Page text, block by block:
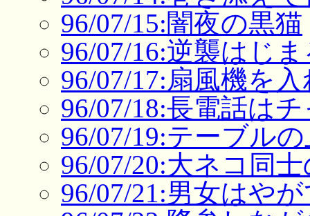
96/07/15:闇夜の黒猫
96/07/16:逆襲はじ
96/07/17:扇風機を
96/07/18:長電話は
96/07/19:テーブル
96/07/20:大ネコ同
96/07/21:男女はや